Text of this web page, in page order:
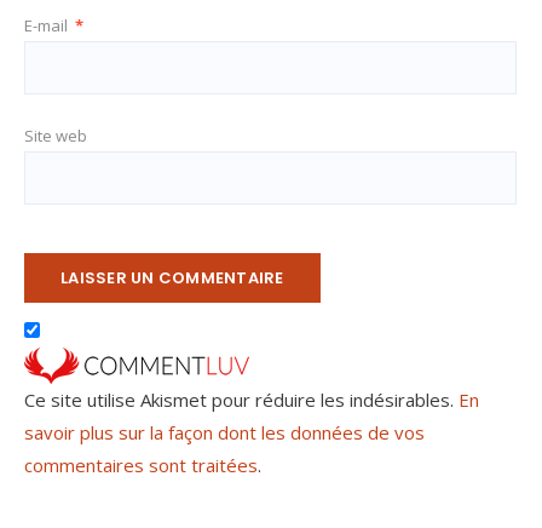
E-mail *
Site web
Ce site utilise Akismet pour réduire les indésirables. En
savoir plus sur la façon dont les données de vos
commentaires sont traitées.